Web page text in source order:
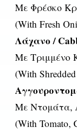
Με Φρέσκο
(With Fresh
Λάχανο /
Με Τριμμένο
(With
Με Ντομάτα,
(With Tomato,